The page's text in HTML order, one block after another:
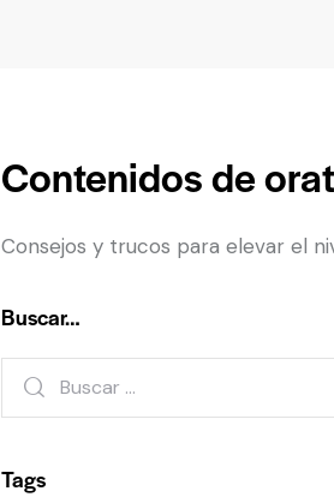
Contenidos de
Consejos y trucos para elevar el
Buscar…
Tags